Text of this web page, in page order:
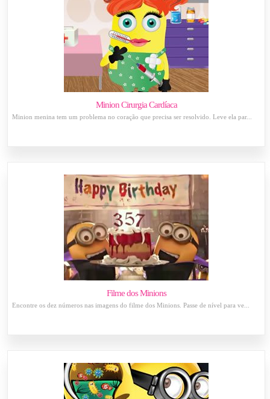
Minion Cirurgia Cardíaca
Minion menina tem um problema no coração que precisa ser resolvido. Leve ela par...
Filme dos Minions
Encontre os dez números nas imagens do filme dos Minions. Passe de nível para ve...